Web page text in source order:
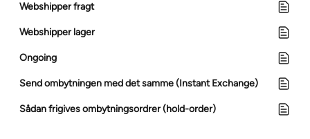
Webshipper fragt
Webshipper lager
Ongoing
Send ombytningen med det samme (Instant Exchange)
Sådan frigives ombytningsordrer (hold-order)